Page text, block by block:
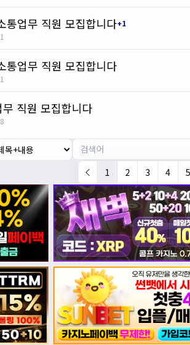
통업무 직원 모집합니다+1
통업무 직원 모집합니다
직원 모집합니다
1
2 3 4 5